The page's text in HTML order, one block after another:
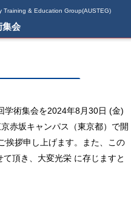
Training & Education Group(AUSTEG)
集会
術集会を2024年8月30日 (金)
赤坂キャンパス（東京都）で開
挨拶申し上げます。また、この
頂き、大変光栄 に存じますと